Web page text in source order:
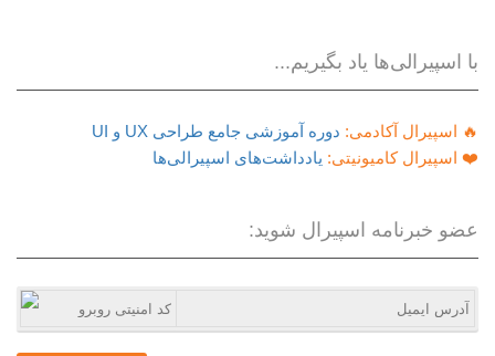
با اسپیرالی‌ها یاد بگیریم...
🔥 اسپیرال آکادمی: دوره آموزشی جامع طراحی UX و UI
❤️ اسپیرال کامیونیتی: یادداشت‌های اسپیرالی‌ها
عضو خبرنامه اسپیرال شوید: